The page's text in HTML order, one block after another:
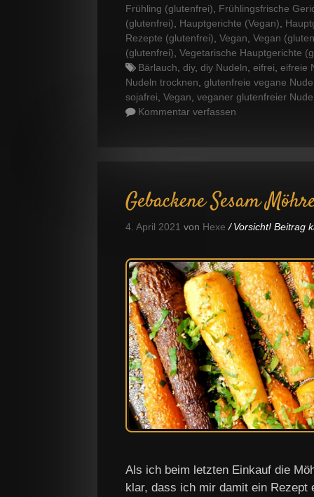
Frühling (glutenfrei)
Frühlingsfrische
(glutenfrei)
Hauptgerichte (Vegan)
Rezepte (glutenfrei) Vegan Vegan
(glutenfrei) Vegetarische Hauptgerichte
Tags
Bärlauch diy, diy Nudeln eifrei eifreie
Nudeln trocknen glutenfreie vegane
sojafrei Vegan veganer glutenfreier
Kommentar verfassen
Gebackene Sesam
4. April 2021 von Hexe Vorsicht! Beitrag
Als ich beim letzten Einkauf die
klar, dass ich mir damit ein Rezept